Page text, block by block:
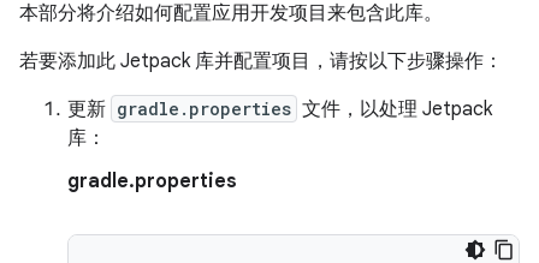
本部分将介绍如何配置应用开发项目来包含此库。
若要添加此 Jetpack 库并配置项目，请按以下步骤操作：
更新 gradle.properties 文件，以处理 Jetpack
库：
gradle.properties